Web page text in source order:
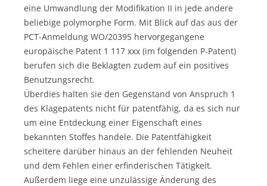
eine Umwandlung der Modifikation II in jede andere
beliebige polymorphe Form. Mit Blick auf das aus der
PCT-Anmeldung WO/20395 hervorgegangene
europäische Patent 1 117 xxx (im folgenden P-Patent)
berufen sich die Beklagten zudem auf ein positives
Benutzungsrecht.
Überdies halten sie den Gegenstand von Anspruch 1
des Klagepatents nicht für patentfähig, da es sich nur
um eine Entdeckung einer Eigenschaft eines
bekannten Stoffes handele. Die Patentfähigkeit
scheitere darüber hinaus an der fehlenden Neuheit
und dem Fehlen einer erfinderischen Tätigkeit.
Außerdem liege eine unzulässige Änderung des